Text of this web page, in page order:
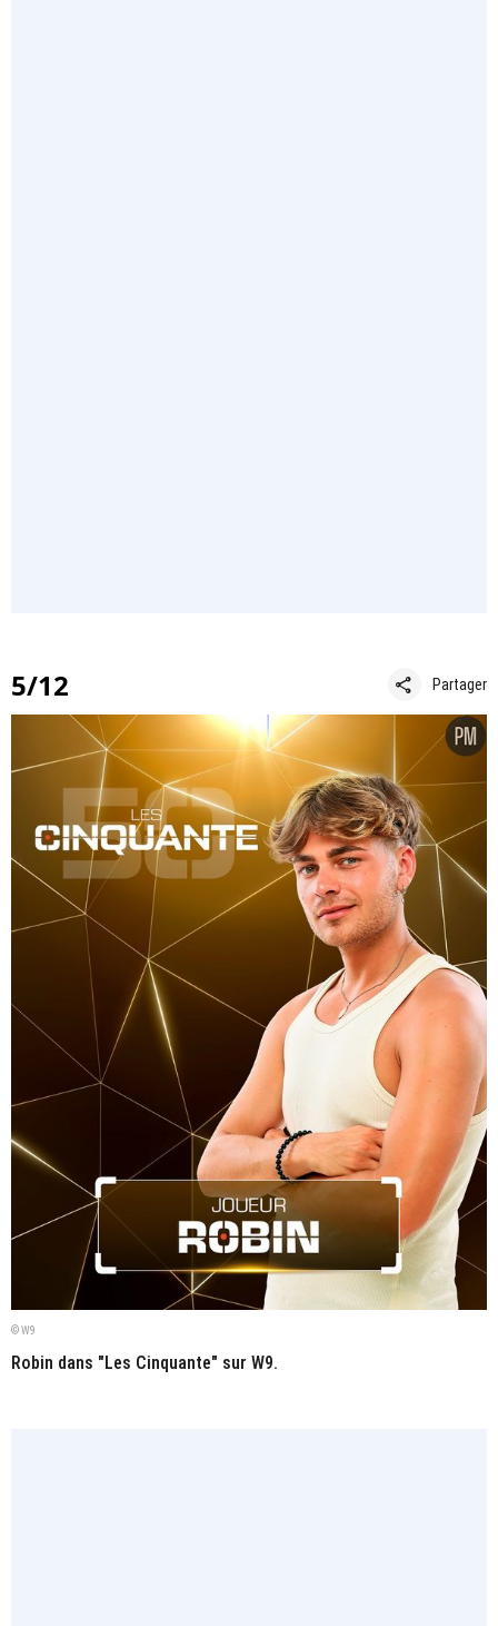
5/12 share Partager
© W9
Robin dans "Les Cinquante" sur W9.